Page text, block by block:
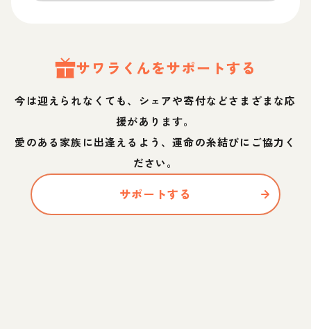
サワラ くんをサポートする
今は迎えられなくても、シェアや寄付などさまざまな応
援があります。
愛のある家族に出逢えるよう、運命の糸結びにご協力く
ださい。
サポートする